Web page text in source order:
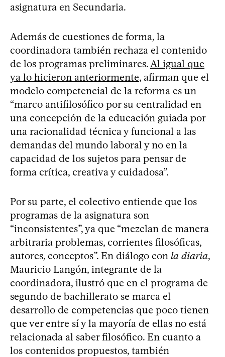
asignatura en Secundaria.
Además de cuestiones de forma, la
coordinadora también rechaza el contenido
de los programas preliminares. Al igual que
ya lo hicieron anteriormente, afirman que el
modelo competencial de la reforma es un
“marco antifilosófico por su centralidad en
una concepción de la educación guiada por
una racionalidad técnica y funcional a las
demandas del mundo laboral y no en la
capacidad de los sujetos para pensar de
forma crítica, creativa y cuidadosa”.
Por su parte, el colectivo entiende que los
programas de la asignatura son
“inconsistentes”, ya que “mezclan de manera
arbitraria problemas, corrientes filosóficas,
autores, conceptos”. En diálogo con la diaria,
Mauricio Langón, integrante de la
coordinadora, ilustró que en el programa de
segundo de bachillerato se marca el
desarrollo de competencias que poco tienen
que ver entre sí y la mayoría de ellas no está
relacionada al saber filosófico. En cuanto a
los contenidos propuestos, también